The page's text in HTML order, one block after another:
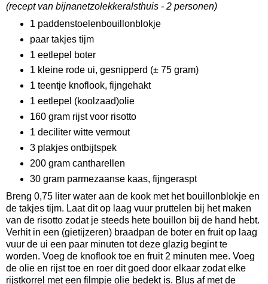
(recept van bijnanetzolekkeralsthuis - 2 personen)
1 paddenstoelenbouillonblokje
paar takjes tijm
1 eetlepel boter
1 kleine rode ui, gesnipperd (± 75 gram)
1 teentje knoflook, fijngehakt
1 eetlepel (koolzaad)olie
160 gram rijst voor risotto
1 deciliter witte vermout
3 plakjes ontbijtspek
200 gram cantharellen
30 gram parmezaanse kaas, fijngeraspt
Breng 0,75 liter water aan de kook met het bouillonblokje en
de takjes tijm. Laat dit op laag vuur pruttelen bij het maken
van de risotto zodat je steeds hete bouillon bij de hand hebt.
Verhit in een (gietijzeren) braadpan de boter en fruit op laag
vuur de ui een paar minuten tot deze glazig begint te
worden. Voeg de knoflook toe en fruit 2 minuten mee. Voeg
de olie en rijst toe en roer dit goed door elkaar zodat elke
rijstkorrel met een filmpje olie bedekt is. Blus af met de